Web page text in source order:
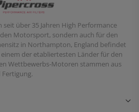
über 35 Jahren High Performance
Motorsport, sondern auch für den
in Northampton, England befindet
der etabliertesten Länder für den
Wettbewerbs-Motoren stammen aus